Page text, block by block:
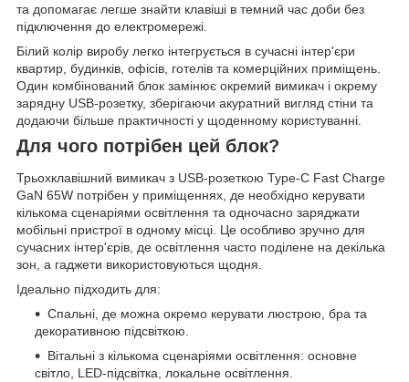
та допомагає легше знайти клавіші в темний час доби без
підключення до електромережі.
Білий колір виробу легко інтегрується в сучасні інтер'єри
квартир, будинків, офісів, готелів та комерційних приміщень.
Один комбінований блок замінює окремий вимикач і окрему
зарядну USB-розетку, зберігаючи акуратний вигляд стіни та
додаючи більше практичності у щоденному користуванні.
Для чого потрібен цей блок?
Трьохклавішний вимикач з USB-розеткою Type-C Fast Charge
GaN 65W потрібен у приміщеннях, де необхідно керувати
кількома сценаріями освітлення та одночасно заряджати
мобільні пристрої в одному місці. Це особливо зручно для
сучасних інтер'єрів, де освітлення часто поділене на декілька
зон, а гаджети використовуються щодня.
Ідеально підходить для:
Спальні, де можна окремо керувати люстрою, бра та
декоративною підсвіткою.
Вітальні з кількома сценаріями освітлення: основне
світло, LED-підсвітка, локальне освітлення.